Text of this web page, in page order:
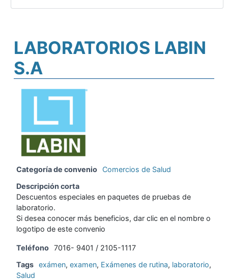
LABORATORIOS LABIN
S.A
Categoría de convenio Comercios de Salud
Descripción corta
Descuentos especiales en paquetes de pruebas de
laboratorio.
Si desea conocer más beneficios, dar clic en el nombre o
logotipo de este convenio
Teléfono 7016- 9401 / 2105-1117
Tags exámen, examen, Exámenes de rutina, laboratorio,
Salud